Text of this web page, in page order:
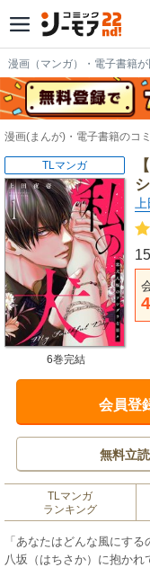
漫画（マンガ）・電子書籍
漫画(まんが)・電子書籍のコ
TLマンガ
6巻完結
会員登
無料立
TLマンガ
ランキング
「あなたはどんな風にす
八坂（はちさか）に抱か